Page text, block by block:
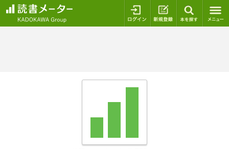
ログイン 新規登録